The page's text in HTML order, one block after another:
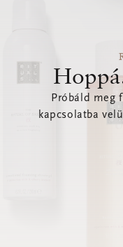
Próbáld meg
kapcsolatba